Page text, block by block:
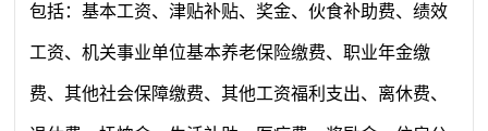
包括：基本工资、津贴补贴、奖金、伙食补助费、绩效
工资、机关事业单位基本养老保险缴费、职业年金缴
费、其他社会保障缴费、其他工资福利支出、离休费、